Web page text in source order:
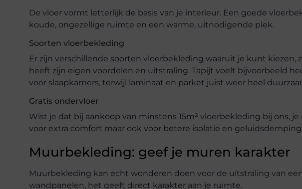
De vloer vormt letterlijk de basis van je interieur. Een goede
koude, ongezellige ruimte en een warme, uitnodigende plek.
Soorten vloerbekleding
Er zijn verschillende soorten vloerbekleding waaruit je kunt kiezen,
heeft zijn eigen voordelen en uitstraling. Tapijt voelt bijvoorbeeld
voor slaapkamers, terwijl laminaat en parket juist weer heel
Gratis ondervloer
Wist je dat bij aankoop van minstens 15m² vloerbekleding bij ons,
voor extra comfort maar ook voor betere isolatie en
Muurbekleding: geef je muren karakter
Muurbekleding kan echt wonderen doen voor de uitstraling van
wandpanelen, het geeft direct karakter aan je ruimte.